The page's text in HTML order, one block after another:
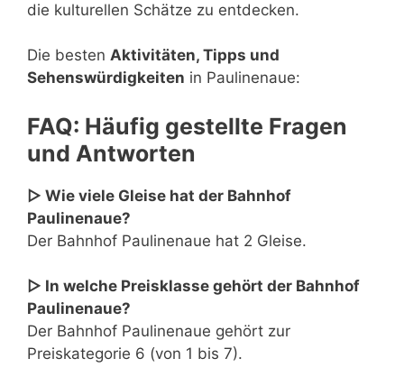
die kulturellen Schätze zu entdecken.
Die besten Aktivitäten, Tipps und
Sehenswürdigkeiten in Paulinenaue:
FAQ: Häufig gestellte Fragen
und Antworten
▷ Wie viele Gleise hat der Bahnhof
Paulinenaue?
Der Bahnhof Paulinenaue hat 2 Gleise.
▷ In welche Preisklasse gehört der Bahnhof
Paulinenaue?
Der Bahnhof Paulinenaue gehört zur
Preiskategorie 6 (von 1 bis 7).